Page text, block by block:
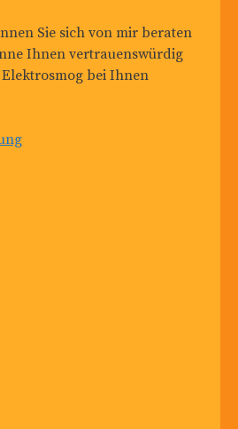
Sie sich von mir beraten
Ihnen vertrauenswürdig
bei Ihnen